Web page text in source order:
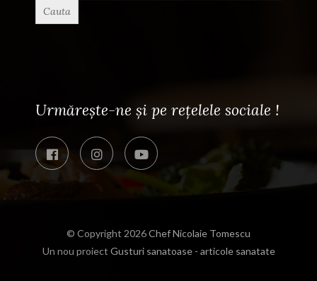
Urmărește-ne și pe rețelele sociale !
© Copyright 2026Chef Nicolaie Tomescu
Un nou proiect Gusturi sanatoase - articole sanatate